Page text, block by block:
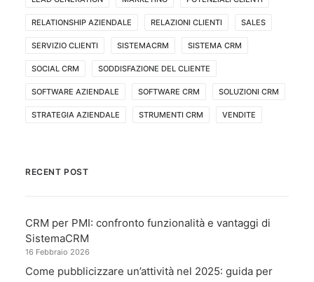
RELATIONSHIP AZIENDALE RELAZIONI CLIENTI SALES
SERVIZIO CLIENTI SISTEMACRM SISTEMA CRM
SOCIAL CRM SODDISFAZIONE DEL CLIENTE
SOFTWARE AZIENDALE SOFTWARE CRM SOLUZIONI CRM
STRATEGIA AZIENDALE STRUMENTI CRM VENDITE
RECENT POST
CRM per PMI: confronto funzionalità e vantaggi di
SistemaCRM
16 Febbraio 2026
Come pubblicizzare un’attività nel 2025: guida per